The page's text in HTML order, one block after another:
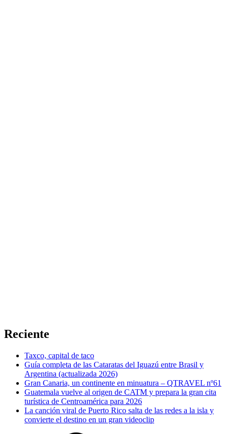
Reciente
Taxco, capital de taco
Guía completa de las Cataratas del Iguazú entre Brasil y
Argentina (actualizada 2026)
Gran Canaria, un continente en minuatura – QTRAVEL nº61
Guatemala vuelve al origen de CATM y prepara la gran cita
turística de Centroamérica para 2026
La canción viral de Puerto Rico salta de las redes a la isla y
convierte el destino en un gran videoclip